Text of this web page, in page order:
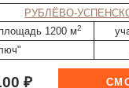
РУБЛЁВО-
площадь 1200 м2
₽